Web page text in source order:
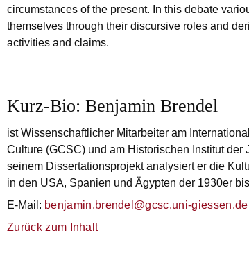
circumstances of the present. In this debate
themselves through their discursive roles and
activities and claims.
Kurz-Bio: Benjamin Brendel
ist Wissenschaftlicher Mitarbeiter am
Culture (GCSC) und am Historischen Institut
seinem Dissertationsprojekt analysiert er die
in den USA, Spanien und Ägypten der 1930er
E-Mail: benjamin.brendel@gcsc.uni-giessen.de
Zurück zum Inhalt